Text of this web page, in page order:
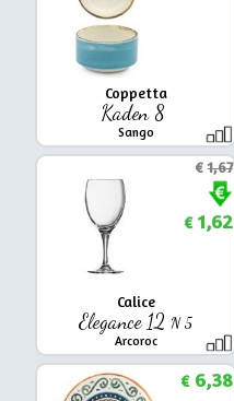
Coppetta
Kaden 8
Sango
Calice
Elegance 12 N 5
Arcoroc
€1,67
€1,62
€6,38